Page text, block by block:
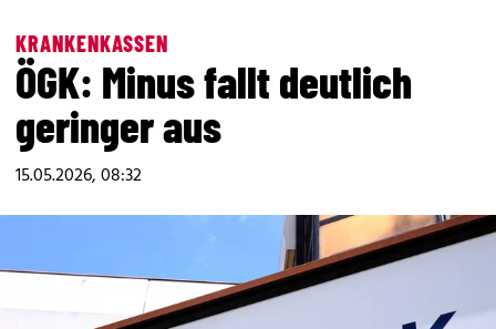
KRANKENKASSEN
ÖGK: Minus fallt deutlich
geringer aus
15.05.2026, 08:32